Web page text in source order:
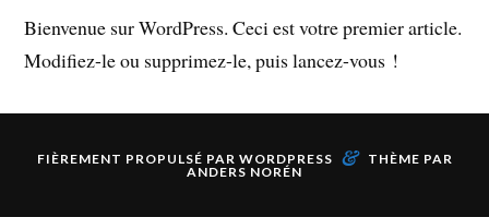
d
Bienvenue sur WordPress. Ceci est votre premier article.
Modifiez-le ou supprimez-le, puis lancez-vous !
FIÈREMENT PROPULSÉ PAR WORDPRESS &
THÈME PAR
ANDERS NORÉN